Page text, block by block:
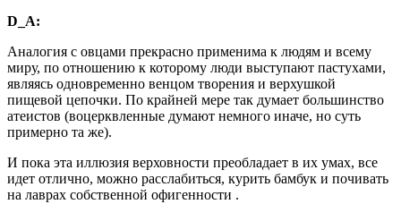
D_A:
Аналогия с овцами прекрасно применима к людям и всему
миру, по отношению к которому люди выступают пастухами,
являясь одновременно венцом творения и верхушкой
пищевой цепочки. По крайней мере так думает большинство
атеистов (воцерквленные думают немного иначе, но суть
примерно та же).
И пока эта иллюзия верховности преобладает в их умах, все
идет отлично, можно расслабиться, курить бамбук и почивать
на лаврах собственной офигенности .